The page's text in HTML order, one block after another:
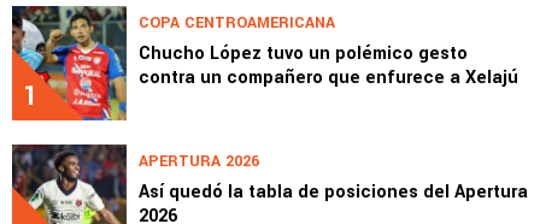
1
COPA CENTROAMERICANA
Chucho López tuvo un polémico gesto
contra un compañero que enfurece a Xelajú
APERTURA 2026
Así quedó la tabla de posiciones del Apertura
2026